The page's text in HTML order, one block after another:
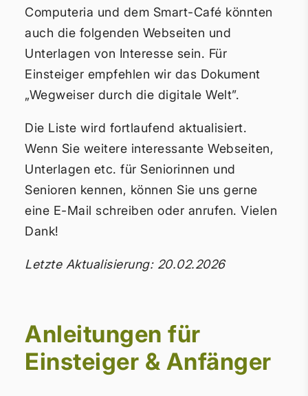
Computeria und dem Smart-Café könnten
auch die folgenden Webseiten und
Unterlagen von Interesse sein. Für
Einsteiger empfehlen wir das Dokument
„Wegweiser durch die digitale Welt”.
Die Liste wird fortlaufend aktualisiert.
Wenn Sie weitere interessante Webseiten,
Unterlagen etc. für Seniorinnen und
Senioren kennen, können Sie uns gerne
eine E-Mail schreiben oder anrufen. Vielen
Dank!
Letzte Aktualisierung: 20.02.2026
Anleitungen für
Einsteiger & Anfänger